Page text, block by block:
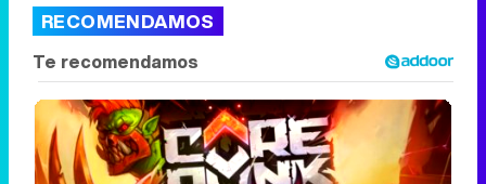
RECOMENDAMOS